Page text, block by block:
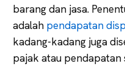
barang dan jasa.
adalah pendapatan
kadang-kadang juga
pajak atau pendapatan